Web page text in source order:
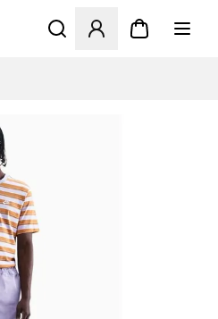
Öppnar en Modal för att